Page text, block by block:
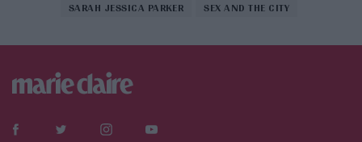
SARAH JESSICA PARKER SEX AND THE CITY